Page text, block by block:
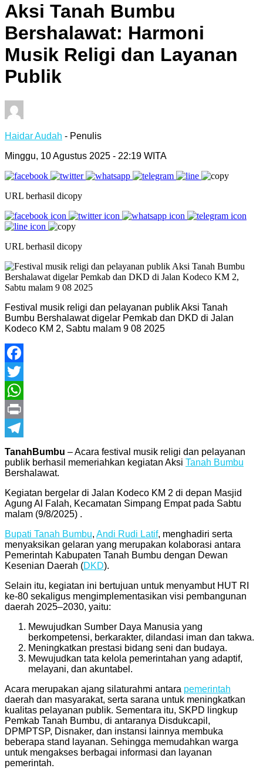
Aksi Tanah Bumbu
Bershalawat: Harmoni
Musik Religi dan Layanan
Publik
Haidar Audah - Penulis
Minggu, 10 Agustus 2025 - 22:19 WITA
URL berhasil dicopy
URL berhasil dicopy
Festival musik religi dan pelayanan publik Aksi Tanah
Bumbu Bershalawat digelar Pemkab dan DKD di Jalan
Kodeco KM 2, Sabtu malam 9 08 2025
Facebook
Twitter
WhatsApp
Print
Telegram
TanahBumbu – Acara festival musik religi dan pelayanan
publik berhasil memeriahkan kegiatan Aksi Tanah Bumbu
Bershalawat.
Kegiatan bergelar di Jalan Kodeco KM 2 di depan Masjid
Agung Al Falah, Kecamatan Simpang Empat pada Sabtu
malam (9/8/2025) .
Bupati Tanah Bumbu, Andi Rudi Latif, menghadiri serta
menyaksikan gelaran yang merupakan kolaborasi antara
Pemerintah Kabupaten Tanah Bumbu dengan Dewan
Kesenian Daerah (DKD).
Selain itu, kegiatan ini bertujuan untuk menyambut HUT RI
ke-80 sekaligus mengimplementasikan visi pembangunan
daerah 2025–2030, yaitu:
Mewujudkan Sumber Daya Manusia yang
berkompetensi, berkarakter, dilandasi iman dan takwa.
Meningkatkan prestasi bidang seni dan budaya.
Mewujudkan tata kelola pemerintahan yang adaptif,
melayani, dan akuntabel.
Acara merupakan ajang silaturahmi antara pemerintah
daerah dan masyarakat, serta sarana untuk meningkatkan
kualitas pelayanan publik. Sementara itu, SKPD lingkup
Pemkab Tanah Bumbu, di antaranya Disdukcapil,
DPMPTSP, Disnaker, dan instansi lainnya membuka
beberapa stand layanan. Sehingga memudahkan warga
untuk mengakses berbagai informasi dan layanan
pemerintah.